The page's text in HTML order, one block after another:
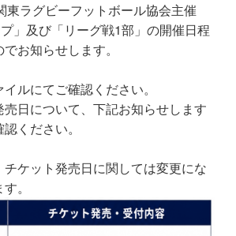
東ラグビーフットボール協会主催
プ」及び「リーグ戦1部」の開催日程
お知らせします。
ルにてご確認ください。
売日について、下記お知らせします
ください。
ケット発売日に関しては変更にな
。